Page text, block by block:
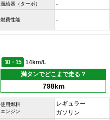
過給器（ターボ） -
燃費性能 -
10・15
14km/L
満タンでどこまで走る？
798km
使用燃料
エンジン
レギュラー
ガソリン